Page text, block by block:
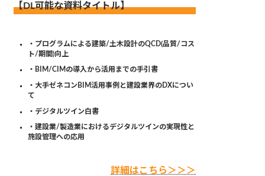
【DL可能な資料タイトル】
・プログラムによる建築/土木設計のQCD(品質/コス
ト/期間)向上
・BIM/CIMの導入から活用までの手引書
・大手ゼネコンBIM活用事例と建設業界のDXについ
て
・デジタルツイン白書
・建設業/製造業におけるデジタルツインの実現性と
施設管理への応用
詳細はこちら＞＞＞